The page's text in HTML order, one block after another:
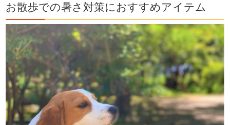
お散歩での暑さ対策におすすめアイテム